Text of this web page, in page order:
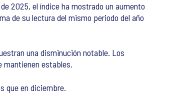
2025, el índice ha mostrado un aumento
de su lectura del mismo periodo del año
una disminución notable. Los
mantienen estables.
que en diciembre.